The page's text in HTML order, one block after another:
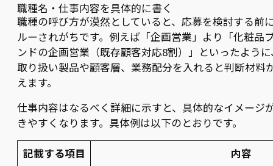
職種名・仕事内容を具体的に書く
職種の呼び方が漠然としていると、応募を検討する前
ルーされがちです。例えば「企画営業」より「化粧品
ンドの企画営業（既存顧客対応8割）」といったよう
取り扱い製品や顧客層、業務配分を入れると判断材料
えます。
仕事内容はなるべく詳細に示すと、具体的なイメージ
きやすくなります。具体例は以下のとおりです。
記載する項目 内容